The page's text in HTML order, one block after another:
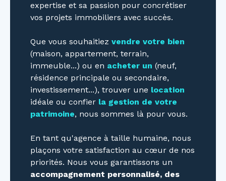
expertise et sa passion pour concrétiser
vos projets immobiliers avec succès.
Que vous souhaitiez vendre votre bien
(maison, appartement, terrain,
immeuble...) ou en acheter un (neuf,
résidence principale ou secondaire,
investissement...), trouver une location
idéale ou confier la gestion de votre
patrimoine, nous sommes là pour vous.
En tant qu'agence à taille humaine, nous
plaçons votre satisfaction au cœur de nos
priorités. Nous vous garantissons un
accompagnement personnalisé, des